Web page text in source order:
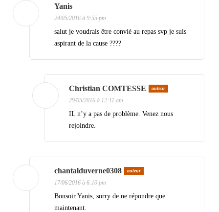
Yanis
24/05/2016 à 9:55 pm
salut je voudrais être convié au repas svp je suis
aspirant de la cause ????
Christian COMTESSE auteur
29/05/2016 à 12:11 am
IL n’y a pas de problème. Venez nous
rejoindre.
chantalduverne0308 auteur
17/06/2016 à 6:10 pm
Bonsoir Yanis, sorry de ne répondre que
maintenant.